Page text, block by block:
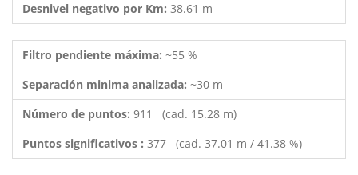
Desnivel negativo por Km: 38.61 m
Filtro pendiente máxima: ~55 %
Separación minima analizada: ~30 m
Número de puntos: 911 (cad. 15.28 m)
Puntos significativos : 377 (cad. 37.01 m / 41.38 %)